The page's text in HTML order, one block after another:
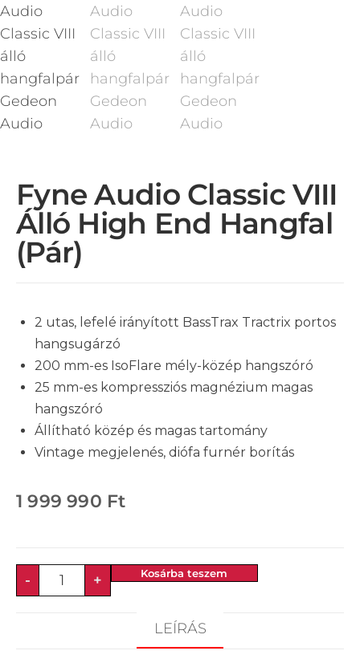
Fyne Audio Classic VIII
Álló High End Hangfal
(pár)
2 utas, lefelé irányított BassTrax Tractrix portos
hangsugárzó
200 mm-es IsoFlare mély-közép hangszóró
25 mm-es kompressziós magnézium magas
hangszóró
Állítható közép és magas tartomány
Vintage megjelenés, diófa furnér borítás
1 999 990 Ft
- + Kosárba teszem
LEÍRÁS